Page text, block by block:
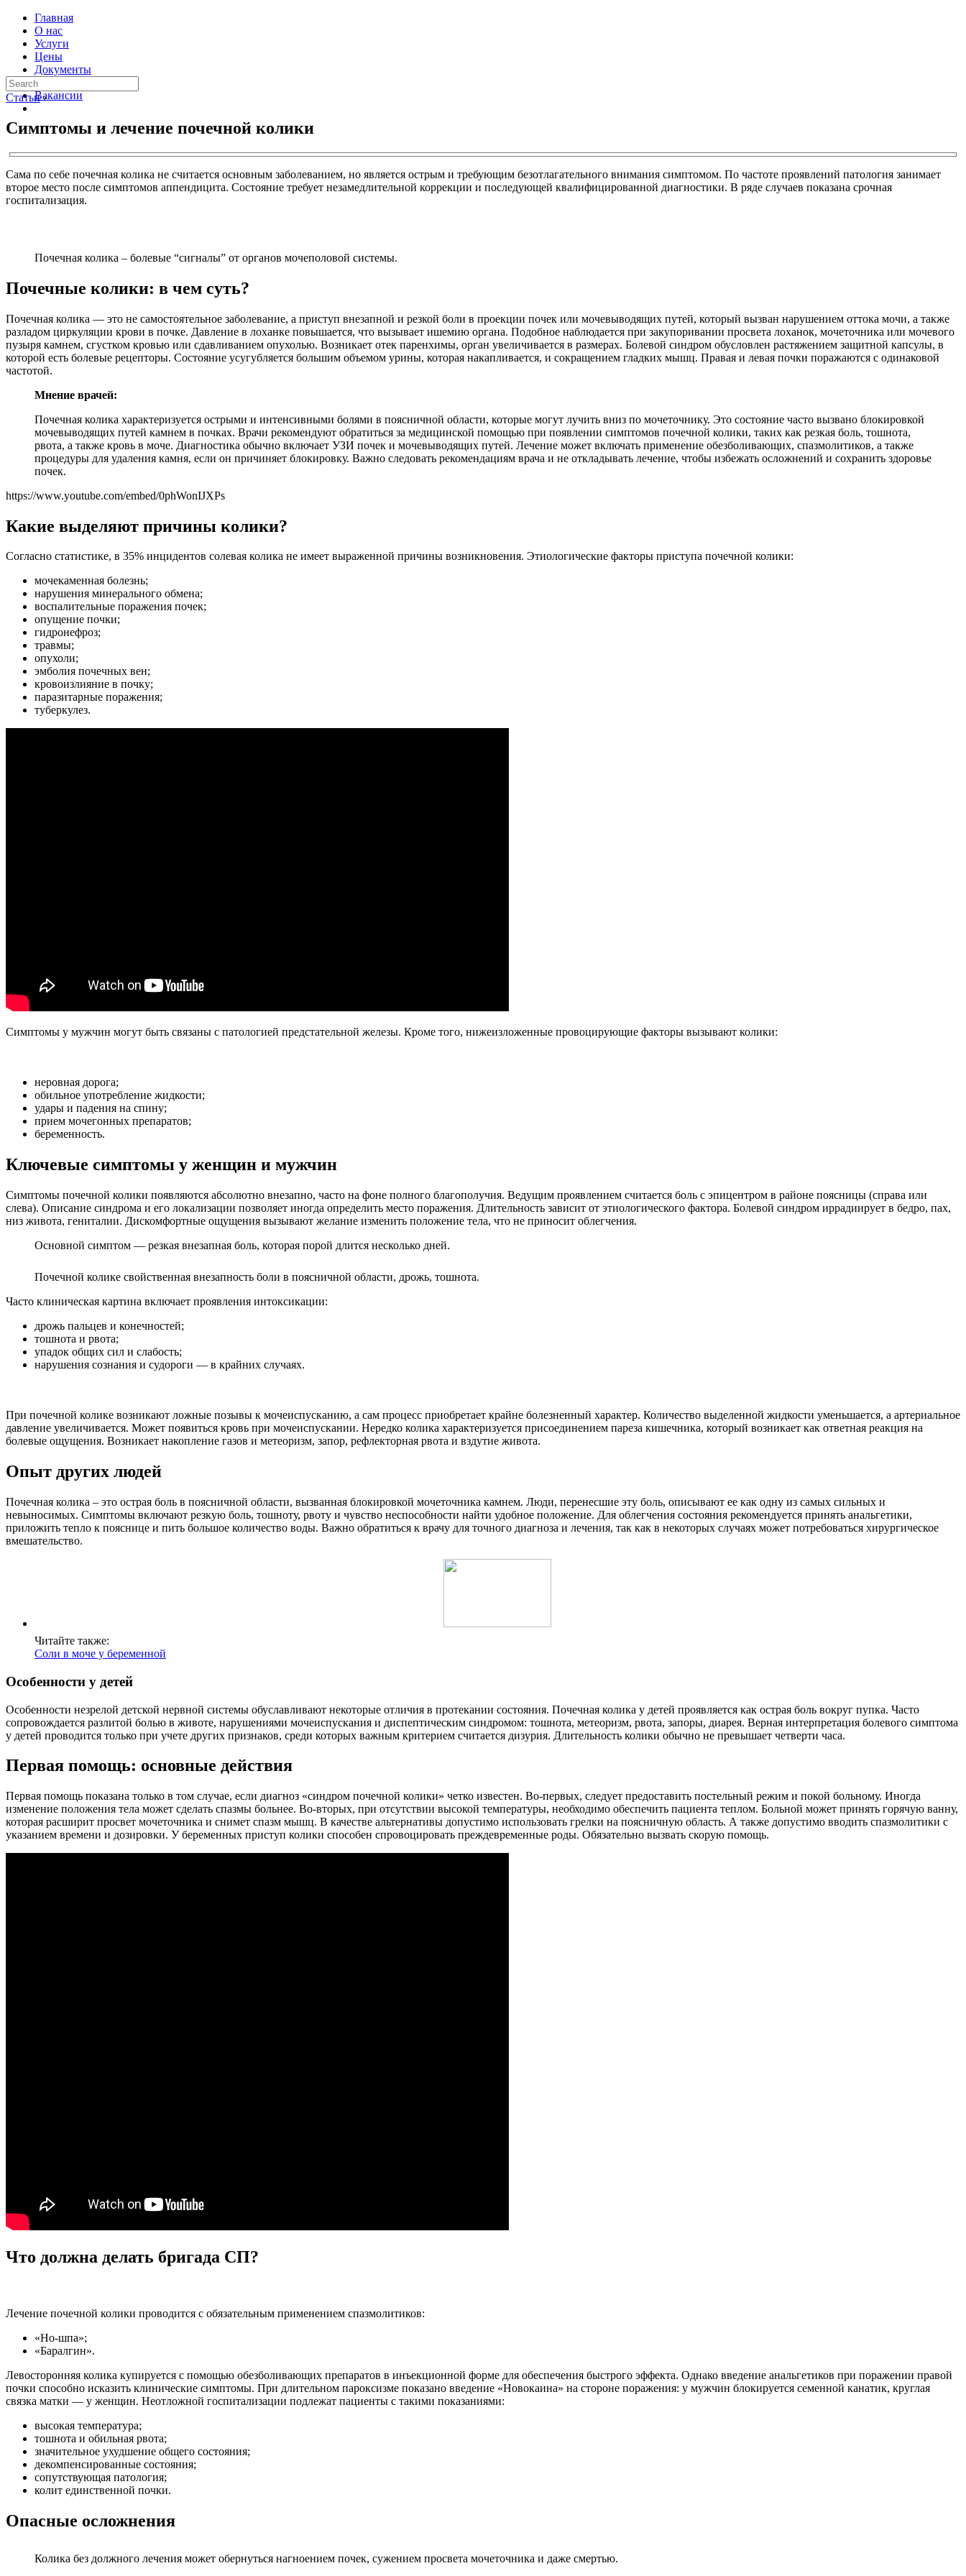
Главная
О нас
Услуги
Цены
Документы
Контакты
Вакансии
Статьи ›
Симптомы и лечение почечной колики
Сама по себе почечная колика не считается основным заболеванием, но является острым и требующим безотлагательного внимания симптомом. По частоте проявлений патология занимает
второе место после симптомов аппендицита. Состояние требует незамедлительной коррекции и последующей квалифицированной диагностики. В ряде случаев показана срочная
госпитализация.
Почечная колика – болевые “сигналы” от органов мочеполовой системы.
Почечные колики: в чем суть?
Почечная колика — это не самостоятельное заболевание, а приступ внезапной и резкой боли в проекции почек или мочевыводящих путей, который вызван нарушением оттока мочи, а также
разладом циркуляции крови в почке. Давление в лоханке повышается, что вызывает ишемию органа. Подобное наблюдается при закупоривании просвета лоханок, мочеточника или мочевого
пузыря камнем, сгустком кровью или сдавливанием опухолью. Возникает отек паренхимы, орган увеличивается в размерах. Болевой синдром обусловлен растяжением защитной капсулы, в
которой есть болевые рецепторы. Состояние усугубляется большим объемом урины, которая накапливается, и сокращением гладких мышц. Правая и левая почки поражаются с одинаковой
частотой.
Мнение врачей:
Почечная колика характеризуется острыми и интенсивными болями в поясничной области, которые могут лучить вниз по мочеточнику. Это состояние часто вызвано блокировкой
мочевыводящих путей камнем в почках. Врачи рекомендуют обратиться за медицинской помощью при появлении симптомов почечной колики, таких как резкая боль, тошнота,
рвота, а также кровь в моче. Диагностика обычно включает УЗИ почек и мочевыводящих путей. Лечение может включать применение обезболивающих, спазмолитиков, а также
процедуры для удаления камня, если он причиняет блокировку. Важно следовать рекомендациям врача и не откладывать лечение, чтобы избежать осложнений и сохранить здоровье
почек.
https://www.youtube.com/embed/0phWonIJXPs
Какие выделяют причины колики?
Согласно статистике, в 35% инцидентов солевая колика не имеет выраженной причины возникновения. Этиологические факторы приступа почечной колики:
мочекаменная болезнь;
нарушения минерального обмена;
воспалительные поражения почек;
опущение почки;
гидронефроз;
травмы;
опухоли;
эмболия почечных вен;
кровоизлияние в почку;
паразитарные поражения;
туберкулез.
Симптомы у мужчин могут быть связаны с патологией предстательной железы. Кроме того, нижеизложенные провоцирующие факторы вызывают колики:
неровная дорога;
обильное употребление жидкости;
удары и падения на спину;
прием мочегонных препаратов;
беременность.
Ключевые симптомы у женщин и мужчин
Симптомы почечной колики появляются абсолютно внезапно, часто на фоне полного благополучия. Ведущим проявлением считается боль с эпицентром в районе поясницы (справа или
слева). Описание синдрома и его локализации позволяет иногда определить место поражения. Длительность зависит от этиологического фактора. Болевой синдром иррадиирует в бедро, пах,
низ живота, гениталии. Дискомфортные ощущения вызывают желание изменить положение тела, что не приносит облегчения.
Основной симптом — резкая внезапная боль, которая порой длится несколько дней.
Почечной колике свойственная внезапность боли в поясничной области, дрожь, тошнота.
Часто клиническая картина включает проявления интоксикации:
дрожь пальцев и конечностей;
тошнота и рвота;
упадок общих сил и слабость;
нарушения сознания и судороги — в крайних случаях.
При почечной колике возникают ложные позывы к мочеиспусканию, а сам процесс приобретает крайне болезненный характер. Количество выделенной жидкости уменьшается, а артериальное
давление увеличивается. Может появиться кровь при мочеиспускании. Нередко колика характеризуется присоединением пареза кишечника, который возникает как ответная реакция на
болевые ощущения. Возникает накопление газов и метеоризм, запор, рефлекторная рвота и вздутие живота.
Опыт других людей
Почечная колика – это острая боль в поясничной области, вызванная блокировкой мочеточника камнем. Люди, перенесшие эту боль, описывают ее как одну из самых сильных и
невыносимых. Симптомы включают резкую боль, тошноту, рвоту и чувство неспособности найти удобное положение. Для облегчения состояния рекомендуется принять анальгетики,
приложить тепло к пояснице и пить большое количество воды. Важно обратиться к врачу для точного диагноза и лечения, так как в некоторых случаях может потребоваться хирургическое
вмешательство.
Читайте также:
Соли в моче у беременной
Особенности у детей
Особенности незрелой детской нервной системы обуславливают некоторые отличия в протекании состояния. Почечная колика у детей проявляется как острая боль вокруг пупка. Часто
сопровождается разлитой болью в животе, нарушениями мочеиспускания и диспептическим синдромом: тошнота, метеоризм, рвота, запоры, диарея. Верная интерпретация болевого симптома
у детей проводится только при учете других признаков, среди которых важным критерием считается дизурия. Длительность колики обычно не превышает четверти часа.
Первая помощь: основные действия
Первая помощь показана только в том случае, если диагноз «синдром почечной колики» четко известен. Во-первых, следует предоставить постельный режим и покой больному. Иногда
изменение положения тела может сделать спазмы больнее. Во-вторых, при отсутствии высокой температуры, необходимо обеспечить пациента теплом. Больной может принять горячую ванну,
которая расширит просвет мочеточника и снимет спазм мышц. В качестве альтернативы допустимо использовать грелки на поясничную область. А также допустимо вводить спазмолитики с
указанием времени и дозировки. У беременных приступ колики способен спровоцировать преждевременные роды. Обязательно вызвать скорую помощь.
Что должна делать бригада СП?
Лечение почечной колики проводится с обязательным применением спазмолитиков:
«Но-шпа»;
«Баралгин».
Левосторонняя колика купируется с помощью обезболивающих препаратов в инъекционной форме для обеспечения быстрого эффекта. Однако введение анальгетиков при поражении правой
почки способно исказить клинические симптомы. При длительном пароксизме показано введение «Новокаина» на стороне поражения: у мужчин блокируется семенной канатик, круглая
связка матки — у женщин. Неотложной госпитализации подлежат пациенты с такими показаниями:
высокая температура;
тошнота и обильная рвота;
значительное ухудшение общего состояния;
декомпенсированные состояния;
сопутствующая патология;
колит единственной почки.
Опасные осложнения
Колика без должного лечения может обернуться нагноением почек, сужением просвета мочеточника и даже смертью.